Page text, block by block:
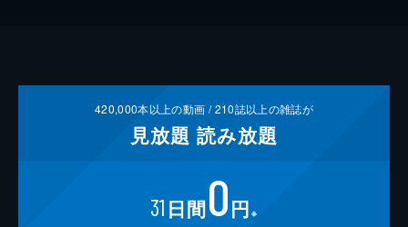
420,000本以上の動画 /210誌以上の雑誌が
見放題 読み放題
31 日間0円 ※